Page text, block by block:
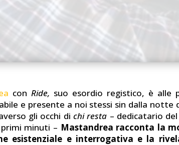
conRide, suo esordio registico, è alle
e presente a noi stessi sin dalla notte
gli occhi di chi resta – dedicatario
minuti – Mastandrea racconta la
esistenziale e interrogativa e la